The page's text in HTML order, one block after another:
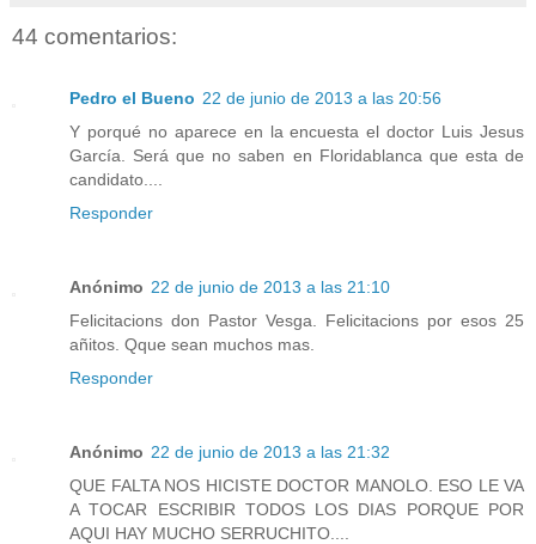
44 comentarios:
Pedro el Bueno 22 de junio de 2013 a las 20:56
Y porqué no aparece en la encuesta el doctor Luis Jesus
García. Será que no saben en Floridablanca que esta de
candidato....
Responder
Anónimo 22 de junio de 2013 a las 21:10
Felicitacions don Pastor Vesga. Felicitacions por esos 25
añitos. Qque sean muchos mas.
Responder
Anónimo 22 de junio de 2013 a las 21:32
QUE FALTA NOS HICISTE DOCTOR MANOLO. ESO LE VA
A TOCAR ESCRIBIR TODOS LOS DIAS PORQUE POR
AQUI HAY MUCHO SERRUCHITO....